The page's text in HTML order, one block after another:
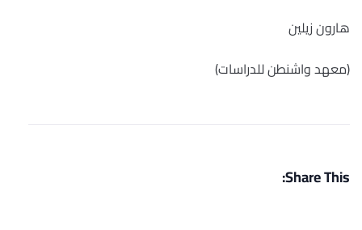
هارون زيلين
(معهد واشنطن للدراسات)
Share This: